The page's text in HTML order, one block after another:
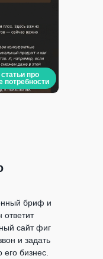
про
потребности
бриф и
ответит
сайт фиг
и задать
бизнес.